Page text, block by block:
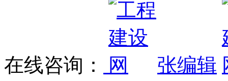
在线咨询：
张编辑